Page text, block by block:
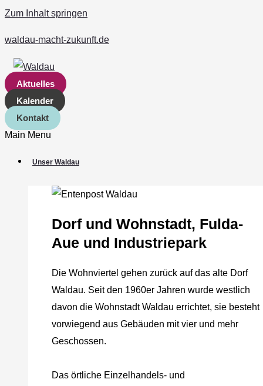
Zum Inhalt springen
waldau-macht-zukunft.de
Aktuelles
Kalender
Kontakt
Main Menu
Unser Waldau
Dorf und Wohnstadt, Fulda‐
Aue und Industriepark
Die Wohnviertel gehen zurück auf das alte Dorf
Waldau. Seit den 1960er Jahren wurde westlich
davon die Wohnstadt Waldau errichtet, sie besteht
vorwiegend aus Gebäuden mit vier und mehr
Geschossen.
Das örtliche Einzelhandels‐ und